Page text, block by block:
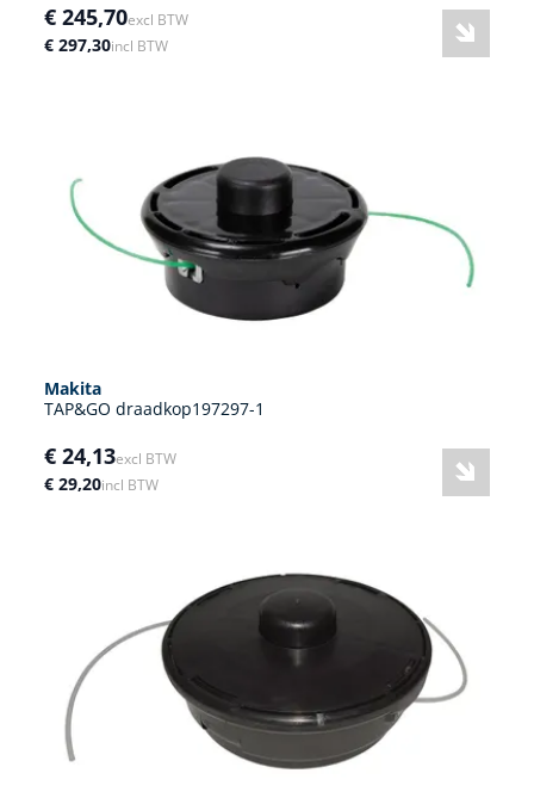
€ 245,70excl BTW
€ 297,30incl BTW
Makita
TAP&GO draadkop197297-1
€ 24,13excl BTW
€ 29,20incl BTW